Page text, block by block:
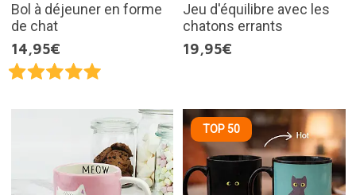
Bol à déjeuner en forme
de chat
14,95€
Jeu d'équilibre avec les
chatons errants
19,95€
TOP 50